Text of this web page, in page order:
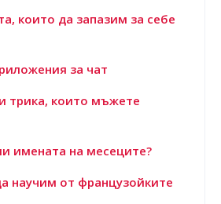
които да запазим за себе
за чат
трика, които мъжете
имената на месеците?
научим от французойките